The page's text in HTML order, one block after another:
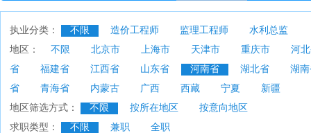
执业分类： 不限 造价工程师 监理工程师
水利总监
地区：
不限 北京市 上海市 天津市 重庆市
河
省
福建省 江西省 山东省 河南省 湖北省
湖
省
青海省 内蒙古 广西 西藏 宁夏
新疆
地区筛选方式：
不限 按所在地区
按意向地区
求职类型：
不限 兼职 全职